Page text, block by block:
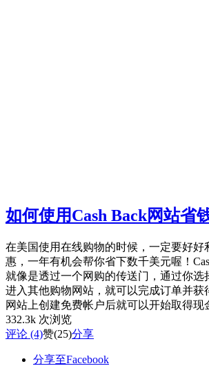
如何使用Cash Back网站省
在美国使用在线购物的时候，一定要好好
惠，一年有机会帮你省下数千美元喔！
就像是透过一个网购的传送门，通过你选
进入其他购物网站，就可以完成订单并获
网站上创建免费帐户后就可以开始取得现
332.3k 次浏览
评论 (4)赞(25)分享
分享至Facebook